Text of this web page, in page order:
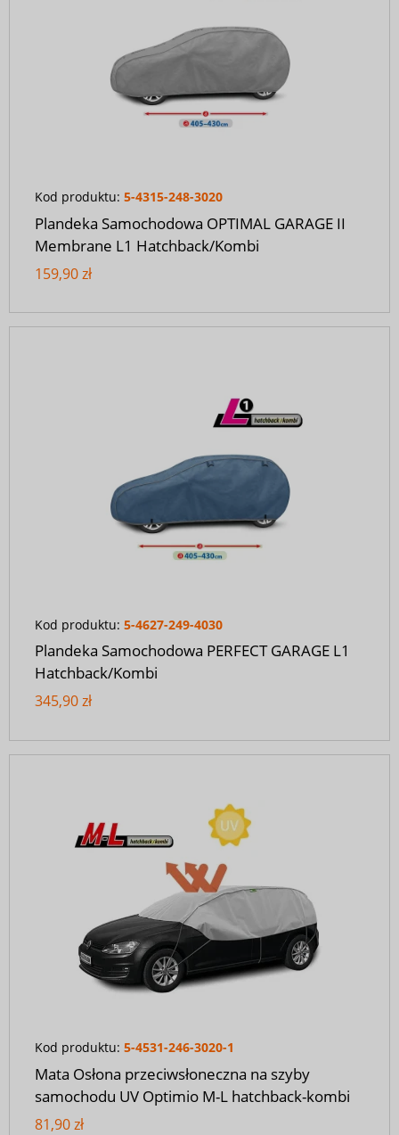
Kod produktu: 5-4315-248-3020
Plandeka Samochodowa OPTIMAL GARAGE II
Membrane L1 Hatchback/Kombi
159,90 zł
Kod produktu: 5-4627-249-4030
Plandeka Samochodowa PERFECT GARAGE L1
Hatchback/Kombi
345,90 zł
Kod produktu: 5-4531-246-3020-1
Mata Osłona przeciwsłoneczna na szyby
samochodu UV Optimio M-L hatchback-kombi
81,90 zł